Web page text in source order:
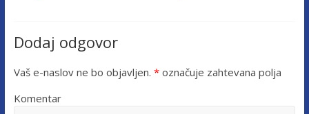
Dodaj odgovor
Vaš e-naslov ne bo objavljen. *označuje zahtevana polja
Komentar